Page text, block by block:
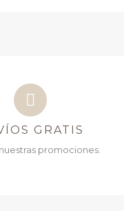
GRATIS
promociones.